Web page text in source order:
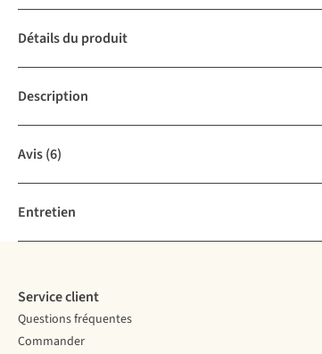
Détails du produit
Description
Avis(6)
Entretien
Service client
Questions fréquentes
Commander